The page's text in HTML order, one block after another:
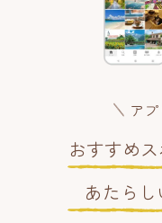
ア
おすすめ
あたら